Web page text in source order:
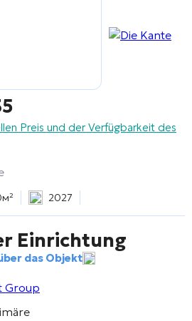
Preis und der Verfügbarkeit des
2027
Einrichtung
das Objekt
Group